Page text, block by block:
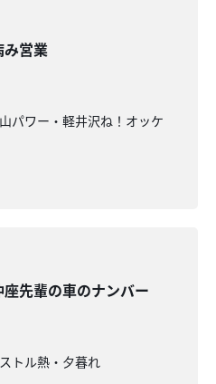
営業
パワー・軽井沢ね！オッケ
先輩の車のナンバー
トル熱・夕暮れ